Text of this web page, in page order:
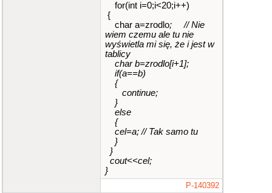
for(int i=0;i<20;i++)
{
char a=zrodlo; // Nie
wiem czemu ale tu nie
wyświetla mi się, że i jest w
tablicy
char b=zrodlo[i+1];
if(a==b)
{
continue;
}
else
{
cel=a; // Tak samo tu
}
}
cout<<cel;
}
P-140392